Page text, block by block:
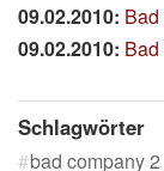
09.02.2010:
09.02.2010: Bad
Schlagwörter
bad company 2